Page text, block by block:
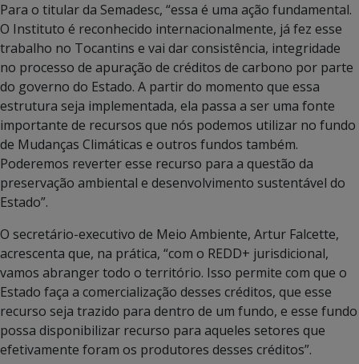
Para o titular da Semadesc, “essa é uma ação fundamental.
O Instituto é reconhecido internacionalmente, já fez esse
trabalho no Tocantins e vai dar consistência, integridade
no processo de apuração de créditos de carbono por parte
do governo do Estado. A partir do momento que essa
estrutura seja implementada, ela passa a ser uma fonte
importante de recursos que nós podemos utilizar no fundo
de Mudanças Climáticas e outros fundos também.
Poderemos reverter esse recurso para a questão da
preservação ambiental e desenvolvimento sustentável do
Estado”.
O secretário-executivo de Meio Ambiente, Artur Falcette,
acrescenta que, na prática, “com o REDD+ jurisdicional,
vamos abranger todo o território. Isso permite com que o
Estado faça a comercialização desses créditos, que esse
recurso seja trazido para dentro de um fundo, e esse fundo
possa disponibilizar recurso para aqueles setores que
efetivamente foram os produtores desses créditos”.